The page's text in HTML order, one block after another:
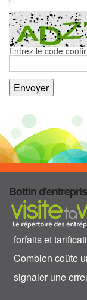
Entrez le code
Bottin
forfaits et
Combien coûte
signaler une